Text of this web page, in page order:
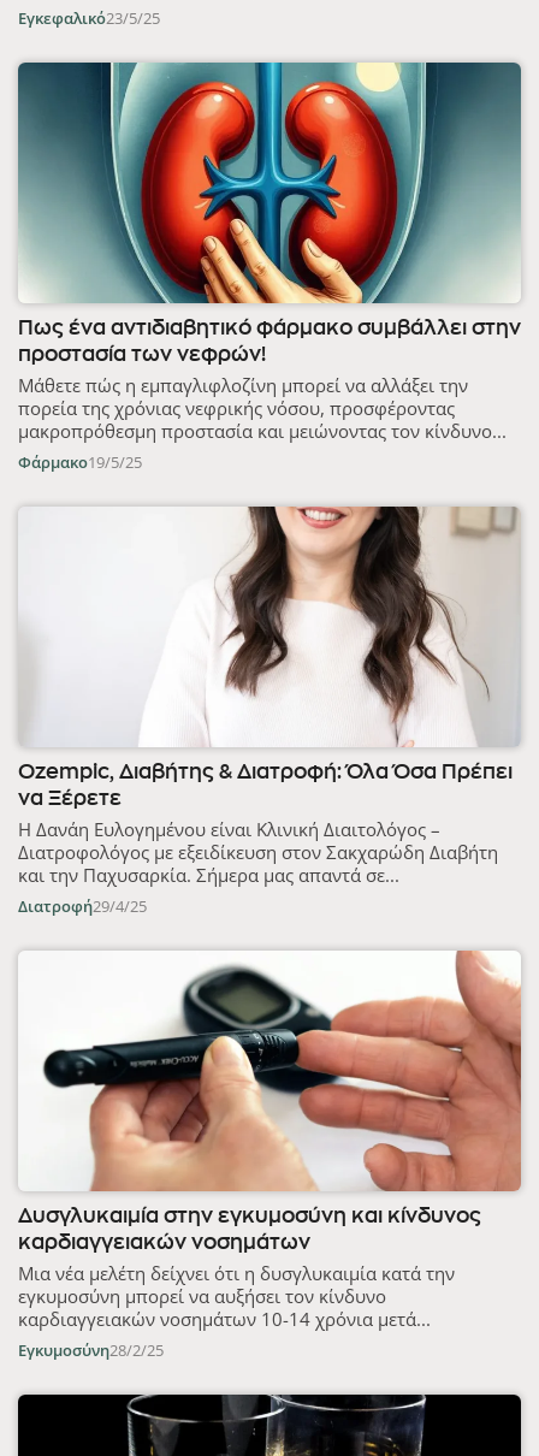
Εγκεφαλικό23/5/25
Πως ένα αντιδιαβητικό φάρμακο συμβάλλει στην
προστασία των νεφρών!
Μάθετε πώς η εμπαγλιφλοζίνη μπορεί να αλλάξει την
πορεία της χρόνιας νεφρικής νόσου, προσφέροντας
μακροπρόθεσμη προστασία και μειώνοντας τον κίνδυνο...
Φάρμακο19/5/25
Ozempic, Διαβήτης & Διατροφή: Όλα Όσα Πρέπει
να Ξέρετε
Η Δανάη Ευλογημένου είναι Κλινική Διαιτολόγος –
Διατροφολόγος με εξειδίκευση στον Σακχαρώδη Διαβήτη
και την Παχυσαρκία. Σήμερα μας απαντά σε...
Διατροφή29/4/25
Δυσγλυκαιμία στην εγκυμοσύνη και κίνδυνος
καρδιαγγειακών νοσημάτων
Μια νέα μελέτη δείχνει ότι η δυσγλυκαιμία κατά την
εγκυμοσύνη μπορεί να αυξήσει τον κίνδυνο
καρδιαγγειακών νοσημάτων 10-14 χρόνια μετά...
Εγκυμοσύνη28/2/25